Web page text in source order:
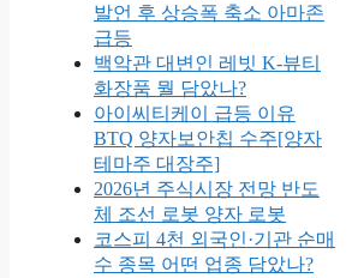
발언 후 상승폭 축소 아마존
급등
백악관 대변인 레빗 K-뷰티
화장품 뭘 담았나?
아이씨티케이 급등 이유
BTQ 양자보안칩 수주[양자
테마주 대장주]
2026년 주식시장 전망 반도
체 조선 로봇 양자 로봇
코스피 4천 외국인·기관 순매
수 종목 어떤 업종 담았나?